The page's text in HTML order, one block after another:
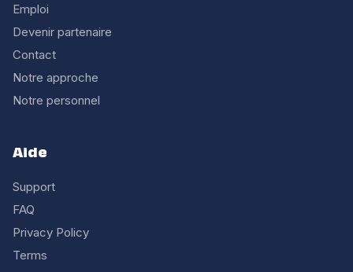
Emploi
Devenir partenaire
Contact
Notre approche
Notre personnel
Aide
Support
FAQ
Privacy Policy
Terms